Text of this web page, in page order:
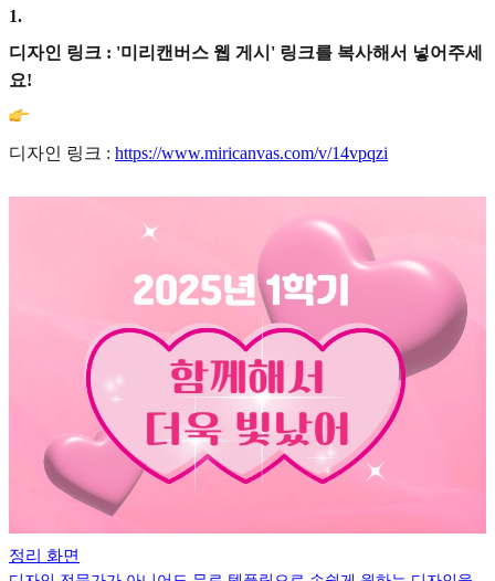
1.
디자인 링크 : '미리캔버스 웹 게시' 링크를 복사해서 넣어주세
요!
디자인 링크 : https://www.miricanvas.com/v/14vpqzi
정리 화면